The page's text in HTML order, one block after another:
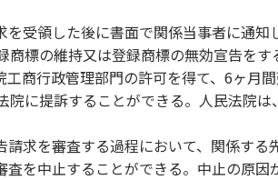
受領した後に書面で関係当事者に通
標の維持又は登録商標の無効宣告を
商行政管理部門の許可を得て、6ヶ月
に提訴することができる。人民法院
求を審査する過程において、関係す
を中止することができる。中止の原因